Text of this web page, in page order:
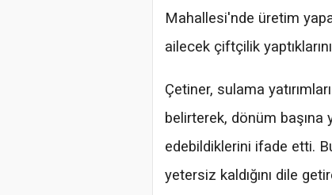
Mahallesi'nde üretim
ailecek çiftçilik
Çetiner, sulama
belirterek, dönüm başına
edebildiklerini ifade etti.
yetersiz kaldığını dile